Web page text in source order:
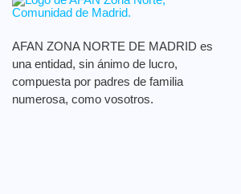
AFAN ZONA NORTE DE MADRID es
una entidad, sin ánimo de lucro,
compuesta por padres de familia
numerosa, como vosotros.